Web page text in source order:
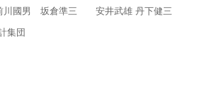
國男 坂倉準三 安井武雄 丹下健三
集団